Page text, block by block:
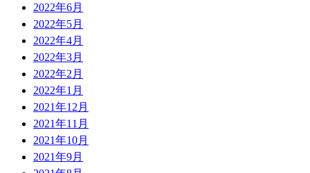
2022年6月
2022年5月
2022年4月
2022年3月
2022年2月
2022年1月
2021年12月
2021年11月
2021年10月
2021年9月